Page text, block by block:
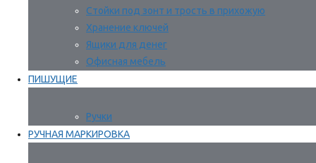
Стойки под зонт и трость в прихожую
Хранение ключей
Ящики для денег
Офисная мебель
ПИШУЩИЕ
Ручки
РУЧНАЯ МАРКИРОВКА